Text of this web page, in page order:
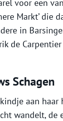
voor een
Markt’ die
in
de
Schagen
aan haar
wandelt, de